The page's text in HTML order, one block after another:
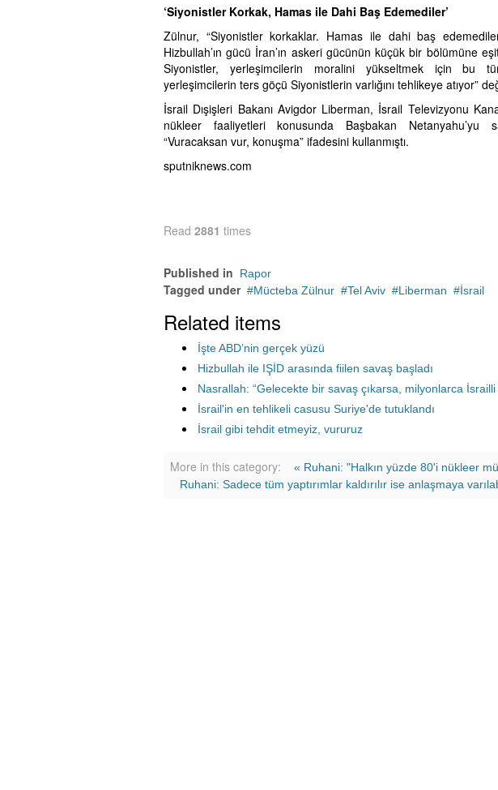
‘Siyonistler Korkak, Hamas ile Dahi Baş Edemediler’
Zülnur, “Siyonistler korkaklar. Hamas ile dahi baş
Hizbullah’ın gücü İran’ın askeri gücünün küçük bir bölümüne
Siyonistler, yerleşimcilerin moralini yükseltmek için bu
yerleşimcilerin ters göçü Siyonistlerin varlığını tehlikeye atıyor”
İsrail Dışişleri Bakanı Avigdor Liberman, İsrail Televizyonu
nükleer faaliyetleri konusunda Başbakan Netanyahu’yu
“Vuracaksan vur, konuşma” ifadesini kullanmıştı.
sputniknews.com
Read 2881 times
Published in Rapor
Tagged under Mücteba Zülnur Tel Aviv Liberman İsrail
Related items
İşte ABD’nin gerçek yüzü
Hizbullah ile IŞİD arasında fiilen savaş başladı
Nasrallah: “Gelecekte bir savaş çıkarsa, milyonlarca
İsrail'in en tehlikeli casusu Suriye'de tutuklandı
İsrail gibi tehdit etmeyiz, vururuz
More in this category:
« Ruhani: "Halkın yüzde 80'i nükleer
Ruhani: Sadece tüm yaptırımlar kaldırılır ise anlaşmaya